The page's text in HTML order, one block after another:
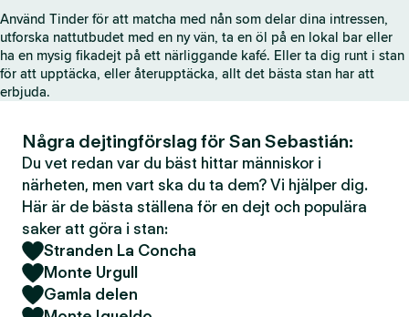
i
d
a
Använd Tinder för att matcha med nån som delar dina intressen,
utforska nattutbudet med en ny vän, ta en öl på en lokal bar eller
ha en mysig fikadejt på ett närliggande kafé. Eller ta dig runt i stan
för att upptäcka, eller återupptäcka, allt det bästa stan har att
erbjuda.
Några dejtingförslag för San Sebastián:
Du vet redan var du bäst hittar människor i
närheten, men vart ska du ta dem? Vi hjälper dig.
Här är de bästa ställena för en dejt och populära
saker att göra i stan:
Stranden La Concha
Monte Urgull
Gamla delen